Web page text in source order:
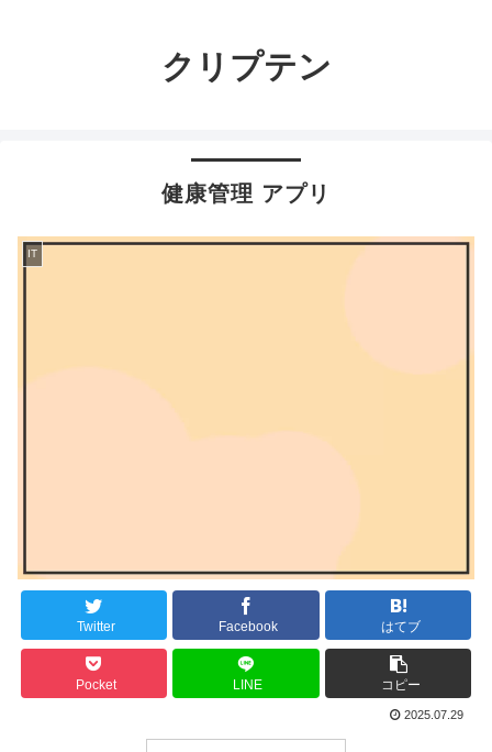
クリプテン
健康管理 アプリ
IT
Twitter Facebook はてブ
Pocket LINE コピー
2025.07.29